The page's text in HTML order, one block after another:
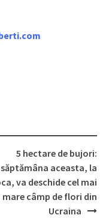
5 hectare de bujori:
săptămâna aceasta, la
va deschide cel mai
mare câmp de flori din
Ucraina